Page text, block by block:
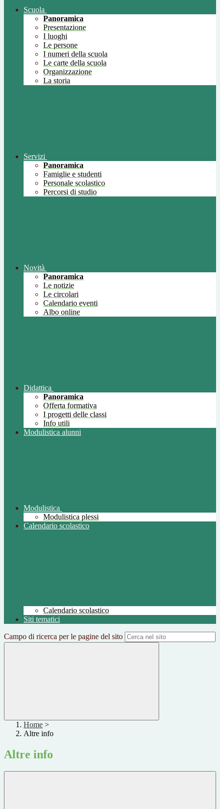
Scuola
Panoramica
Presentazione
I luoghi
Le persone
I numeri della scuola
Le carte della scuola
Organizzazione
La storia
Servizi
Panoramica
Famiglie e studenti
Personale scolastico
Percorsi di studio
Novità
Panoramica
Le notizie
Le circolari
Calendario eventi
Albo online
Didattica
Panoramica
Offerta formativa
I progetti delle classi
Info utili
Modulistica alunni
Modulistica
Modulistica plessi
Calendario scolastico
Calendario scolastico
Siti tematici
Campo di ricerca per le pagine del sito
Home >
Altre info
Altre info